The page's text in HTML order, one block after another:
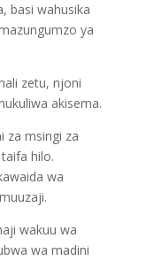
basi wahusika
ya
zetu, njoni
akisema.
za msingi za
hilo.
wa
wakuu wa
wa madini